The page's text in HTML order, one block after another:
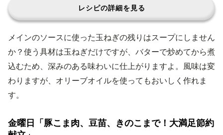
レシピの詳細を見る
メインのソースに使った玉ねぎの残りはスープにしません
か？使う具材は玉ねぎだけですが、バターで炒めてから煮
込むため、深みのある味わいに仕上がりますよ。風味は変
わりますが、オリーブオイルを使ってもおいしく作れま
す。
金曜日「豚こま肉、豆苗、きのこまで！大満足節約